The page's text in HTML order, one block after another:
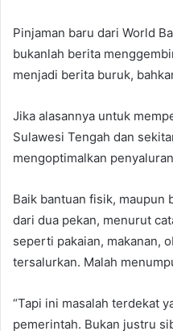
Pinjaman baru dari World
bukanlah berita
menjadi berita buruk,
Jika alasannya untuk
Sulawesi Tengah dan
mengoptimalkan
Baik bantuan fisik, maupun
dari dua pekan, menurut
seperti pakaian, makanan,
tersalurkan. Malah
“Tapi ini masalah terdekat
pemerintah. Bukan justru